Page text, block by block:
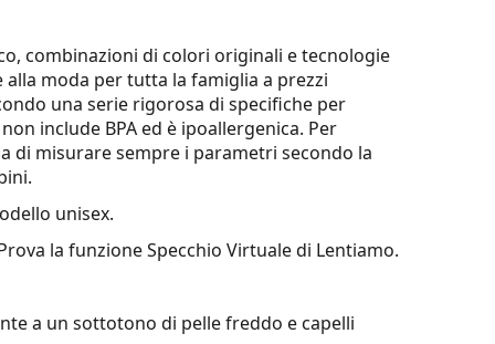
combinazioni di colori originali e tecnologie
moda per tutta la famiglia a prezzi
una serie rigorosa di specifiche per
include BPA ed è ipoallergenica. Per
di misurare sempre i parametri secondo la
unisex.
la funzione Specchio Virtuale di Lentiamo.
a un sottotono di pelle freddo e capelli